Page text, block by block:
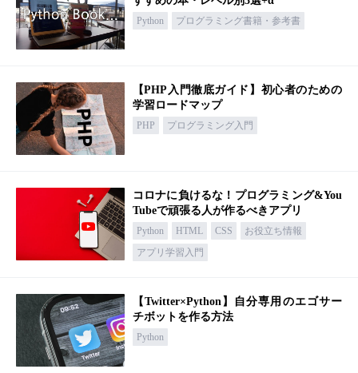
Python プログラミング書籍・参考書
【PHP入門徹底ガイド】初心者のための
学習ロードマップ
PHP プログラミング入門
コロナに負けるな！プログラミング&You
Tubeで頑張る人が作るべきアプリ
Python HTML CSS
お役立ち情報
アプリ学習入門
【Twitter×Python】自分専用のエゴサー
チボットを作る方法
Python